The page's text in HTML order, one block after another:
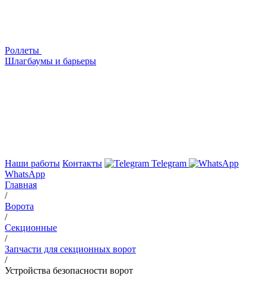
Роллеты
Шлагбаумы и барьеры
Наши работы Контакты
Telegram
WhatsApp
Главная
/
Ворота
/
Секционные
/
Запчасти для секционных ворот
/
Устройства безопасности ворот